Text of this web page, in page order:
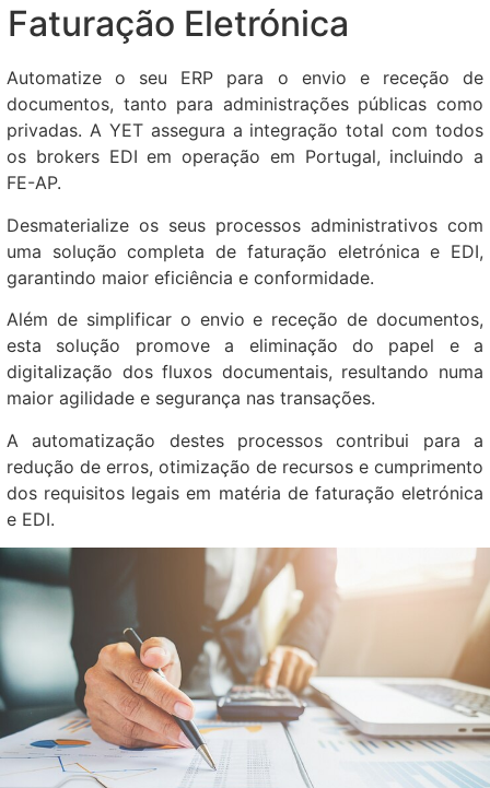
Faturação Eletrónica
Automatize o seu ERP para o envio e receção de
documentos, tanto para administrações públicas como
privadas. A YET assegura a integração total com todos
os brokers EDI em operação em Portugal, incluindo a
FE-AP.
Desmaterialize os seus processos administrativos com
uma solução completa de faturação eletrónica e EDI,
garantindo maior eficiência e conformidade.
Além de simplificar o envio e receção de documentos,
esta solução promove a eliminação do papel e a
digitalização dos fluxos documentais, resultando numa
maior agilidade e segurança nas transações.
A automatização destes processos contribui para a
redução de erros, otimização de recursos e cumprimento
dos requisitos legais em matéria de faturação eletrónica
e EDI.